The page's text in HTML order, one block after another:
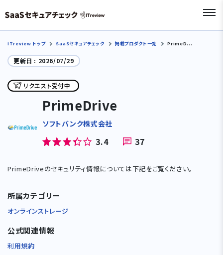
ITreview トップ SaaSセキュアチェック 掲載プロダクト一覧 PrimeD...
更新日 : 2026/07/29
リクエスト受付中
PrimeDrive
ソフトバンク株式会社
3.4 37
PrimeDriveのセキュリティ情報については下記をご覧ください。
所属カテゴリー
オンラインストレージ
公式関連情報
利用規約